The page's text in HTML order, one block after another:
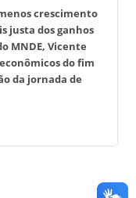
crescimento
justa dos ganhos
MNDE, Vicente
do fim
da jornada de